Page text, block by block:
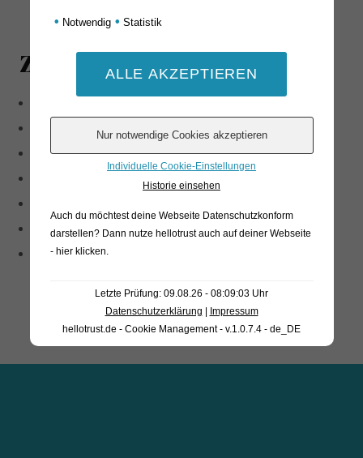
Zutaten
Dextrose
Antioxidationsmittel: E300
Konservierungsstoff: E250, E252
• Notwendig • Statistik
Individuelle Cookie-Einstellungen
Historie einsehen
Auch du möchtest deine Webseite Datenschutzkonform
darstellen? Dann nutze hellotrust auch auf deiner Webseite
- hier klicken.
Letzte Prüfung: 09.08.26 - 08:09:03 Uhr
Datenschutzerklärung | Impressum
hellotrust.de - Cookie Management - v.1.0.7.4 - de_DE